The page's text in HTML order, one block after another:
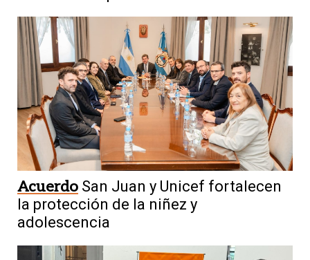
Acuerdo San Juan y Unicef fortalecen
la protección de la niñez y
adolescencia